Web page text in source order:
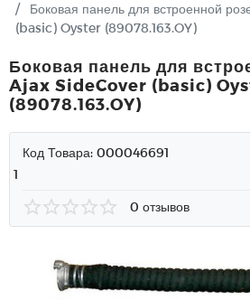
Боковая панель для встроенной
(basic) Oyster (89078.163.OY)
Боковая панель для
Ajax SideCover (basic)
(89078.163.OY)
Код Товара: 000046691
1
0 отзывов